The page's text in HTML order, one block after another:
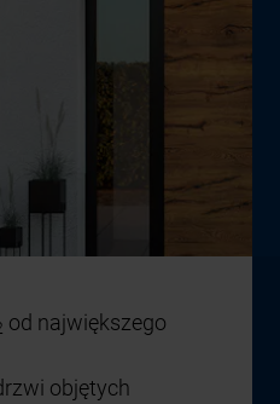
od największego
objętych